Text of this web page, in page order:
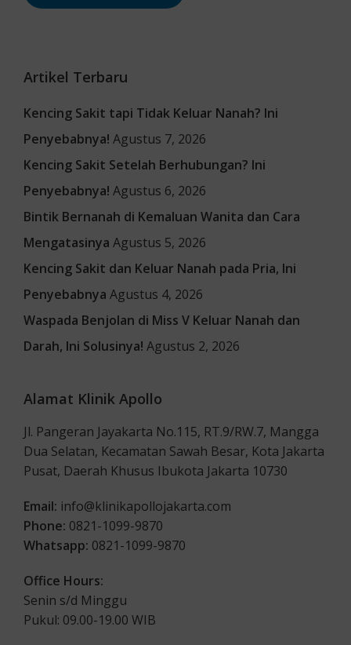
Artikel Terbaru
Kencing Sakit tapi Tidak Keluar Nanah? Ini
Penyebabnya! Agustus 7, 2026
Kencing Sakit Setelah Berhubungan? Ini
Penyebabnya! Agustus 6, 2026
Bintik Bernanah di Kemaluan Wanita dan Cara
Mengatasinya Agustus 5, 2026
Kencing Sakit dan Keluar Nanah pada Pria, Ini
Penyebabnya Agustus 4, 2026
Waspada Benjolan di Miss V Keluar Nanah dan
Darah, Ini Solusinya! Agustus 2, 2026
Alamat Klinik Apollo
Jl. Pangeran Jayakarta No.115, RT.9/RW.7, Mangga
Dua Selatan, Kecamatan Sawah Besar, Kota Jakarta
Pusat, Daerah Khusus Ibukota Jakarta 10730
Email: info@klinikapollojakarta.com
Phone: 0821-1099-9870
Whatsapp: 0821-1099-9870
Office Hours:
Senin s/d Minggu
Pukul: 09.00-19.00 WIB